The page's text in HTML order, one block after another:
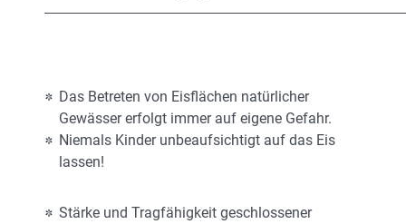
Das Betreten von Eisflächen natürlicher
Gewässer erfolgt immer auf eigene Gefahr.
Niemals Kinder unbeaufsichtigt auf das Eis
lassen!
Stärke und Tragfähigkeit geschlossener